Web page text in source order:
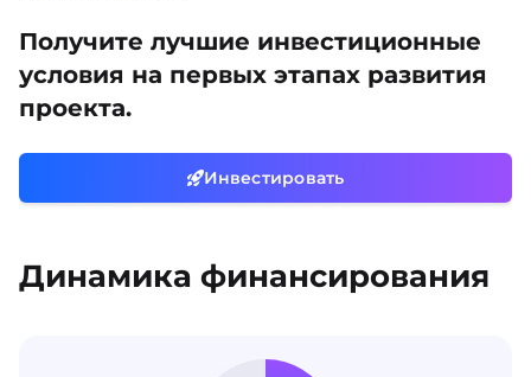
Получите лучшие инвестиционные
условия на первых этапах развития
проекта.
Инвестировать
Динамика финансирования